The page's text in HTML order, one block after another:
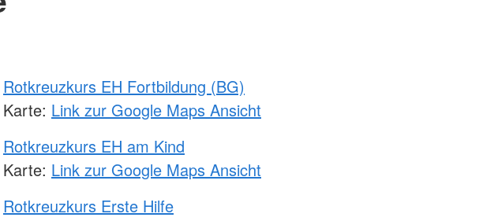
Rotkreuzkurs EH Fortbildung (BG)
Karte: Link zur Google Maps Ansicht
Rotkreuzkurs EH am Kind
Karte: Link zur Google Maps Ansicht
Rotkreuzkurs Erste Hilfe